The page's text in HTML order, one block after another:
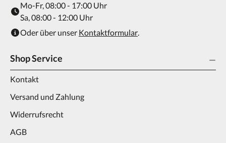
Mo-Fr, 08:00 - 17:00 Uhr
Sa, 08:00 - 12:00 Uhr
Oder über unser Kontaktformular.
Shop Service
Kontakt
Versand und Zahlung
Widerrufsrecht
AGB